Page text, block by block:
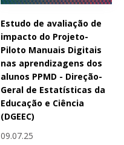
Estudo de avaliação de
impacto do Projeto-
Piloto Manuais Digitais
nas aprendizagens dos
alunos PPMD - Direção-
Geral de Estatísticas da
Educação e Ciência
(DGEEC)
09.07.25